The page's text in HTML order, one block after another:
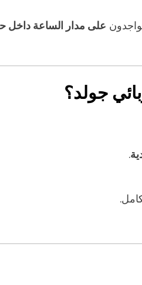
على مدار الساعة داخل
جولد؟
.